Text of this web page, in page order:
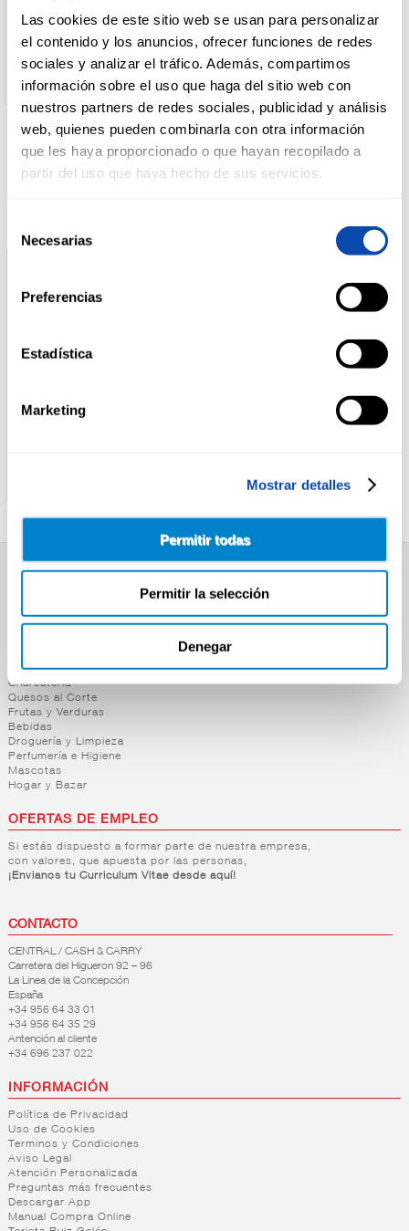
Las cookies de este sitio web se usan para personalizar
el contenido y los anuncios, ofrecer funciones de redes
sociales y analizar el tráfico. Además, compartimos
información sobre el uso que haga del sitio web con
nuestros partners de redes sociales, publicidad y análisis
web, quienes pueden combinarla con otra información
que les haya proporcionado o que hayan recopilado a
partir del uso que haya hecho de sus servicios.
Necesarias
Preferencias
Estadística
Marketing
Mostrar detalles
Permitir todas
Permitir la selección
Denegar
DROGUERÍA
Y LIMPIEZA
PERFUMERÍA
E HIGIENE
HOGAR
Dirección del Operador:
Paraje de Solan de Cabras, 16893 Beteta (Cuenca)
Cantidad neta:
5 lt
Productos relacionados
2L
Desayuno y Merienda
Carnicería
Charcutería
Quesos al Corte
Frutas y Verduras
Bebidas
Droguería y Limpieza
Perfumería e Higiene
Mascotas
Hogar y Bazar
OFERTAS DE EMPLEO
Si estás dispuesto a formar parte de nuestra empresa,
con valores, que apuesta por las personas,
¡Envianos tu Curriculum Vitae desde aquí!
CONTACTO
CENTRAL / CASH & CARRY
Carretera del Higueron 92 – 96
La Linea de la Concepción
España
+34 956 64 33 01
+34 956 64 35 29
Antención al cliente
+34 696 237 022
INFORMACIÓN
Política de Privacidad
Uso de Cookies
Terminos y Condiciones
Aviso Legal
Atención Personalizada
Preguntas más frecuentes
Descargar App
Manual Compra Online